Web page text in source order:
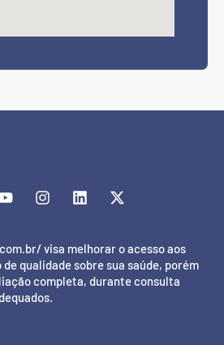
visa melhorar o acesso aos
qualidade sobre sua saúde, porém
completa, durante consulta